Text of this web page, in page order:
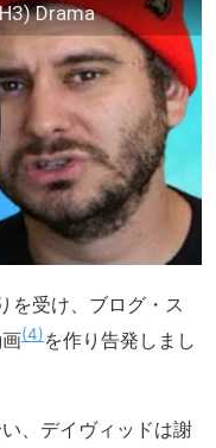
Drama
を受け、ブログ・ス
4 を作り告発しまし
、デイヴィッドは謝